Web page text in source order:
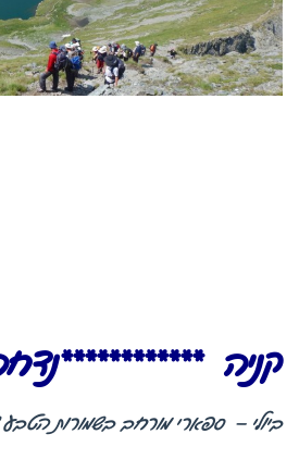
קניה
ביולי – ספארי מורחב בשמורות הטבע